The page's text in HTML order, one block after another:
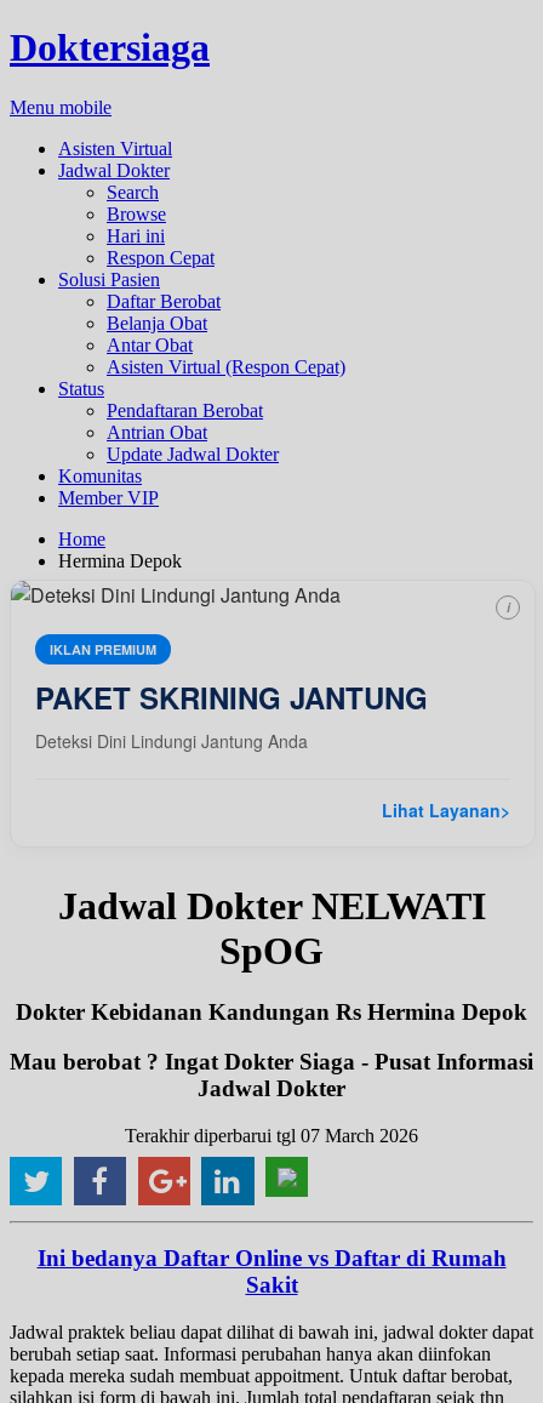
Doktersiaga
Menu mobile
Asisten Virtual
Jadwal Dokter
Search
Browse
Hari ini
Respon Cepat
Solusi Pasien
Daftar Berobat
Belanja Obat
Antar Obat
Asisten Virtual (Respon Cepat)
Status
Pendaftaran Berobat
Antrian Obat
Update Jadwal Dokter
Komunitas
Member VIP
Home
Hermina Depok
IKLAN PREMIUM
PAKET SKRINING JANTUNG
Deteksi Dini Lindungi Jantung Anda
Lihat Layanan>
i
Jadwal Dokter NELWATI
SpOG
Dokter Kebidanan Kandungan Rs Hermina Depok
Mau berobat ? Ingat Dokter Siaga - Pusat Informasi
Jadwal Dokter
Terakhir diperbarui tgl 07 March 2026
Ini bedanya Daftar Online vs Daftar di Rumah
Sakit
Jadwal praktek beliau dapat dilihat di bawah ini, jadwal dokter dapat
berubah setiap saat. Informasi perubahan hanya akan diinfokan
kepada mereka sudah membuat appoitment. Untuk daftar berobat,
silahkan isi form di bawah ini. Jumlah total pendaftaran sejak thn